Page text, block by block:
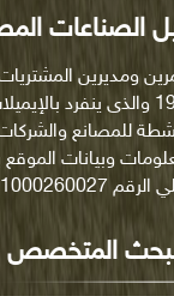
الصناعات
ومديرين
والتصدير والعلاقات العامة منذ عام
للمصانع
وبيانات
المتخصص